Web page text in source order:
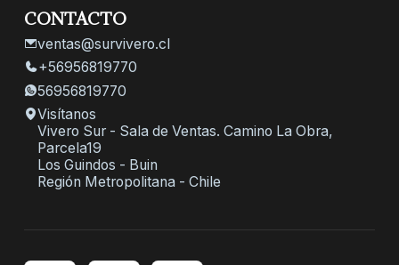
CONTACTO
ventas@survivero.cl
+56956819770
56956819770
Visítanos
Vivero Sur - Sala de Ventas. Camino La Obra,
Parcela19
Los Guindos - Buin
Región Metropolitana - Chile